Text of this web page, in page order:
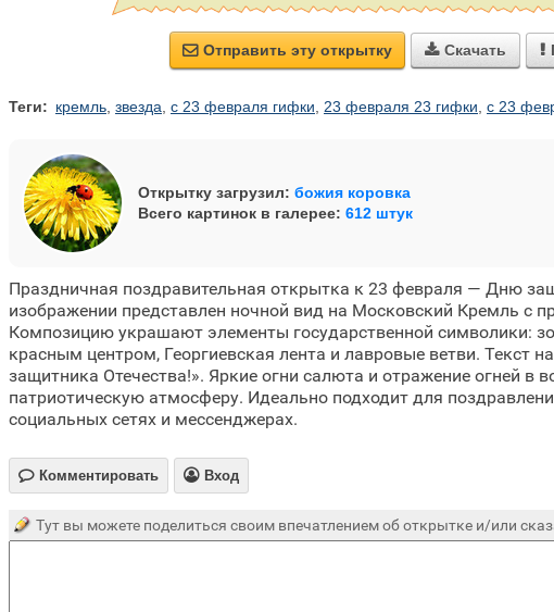
 Отправить эту открытку  Скачать 
Теги: кремль звезда с 23 февраля гифки 23 февраля 23 гифки с 23
Открытку загрузил: божия коровка
Всего картинок в галерее: 612 штук
Праздничная поздравительная открытка к 23 февраля — Дню
изображении представлен ночной вид на Московский Кремль с
Композицию украшают элементы государственной символики:
красным центром, Георгиевская лента и лавровые ветви. Текст
защитника Отечества!». Яркие огни салюта и отражение огней в
патриотическую атмосферу. Идеально подходит для
социальных сетях и мессенджерах.
 Комментировать  Вход
Тут вы можете поделиться своим впечатлением об открытке и/или